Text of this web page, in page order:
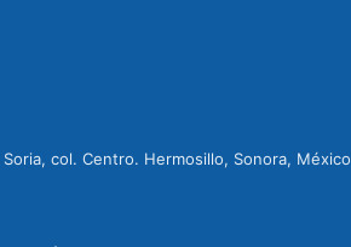
col. Centro. Hermosillo, Sonora, México